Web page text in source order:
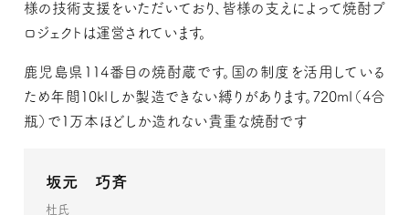
様の技術支援をいただいており、皆様の支えによって焼酎プ
ロジェクトは運営されています。
鹿児島県114番目の焼酎蔵です。国の制度を活用している
ため年間10klしか製造できない縛りがあります。720ml（4合
瓶）で1万本ほどしか造れない貴重な焼酎です
坂元 巧斉
杜氏